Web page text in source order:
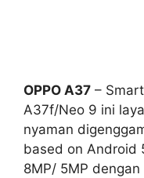
OPPO A37 –
A37f/Neo 9 ini
nyaman
based on Android
8MP/ 5MP